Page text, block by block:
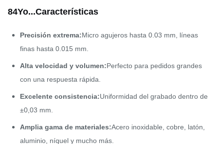
84Yo...Características
Precisión extrema:Micro agujeros hasta 0.03 mm, líneas
finas hasta 0.015 mm.
Alta velocidad y volumen:Perfecto para pedidos grandes
con una respuesta rápida.
Excelente consistencia:Uniformidad del grabado dentro de
±0,03 mm.
Amplia gama de materiales:Acero inoxidable, cobre, latón,
aluminio, níquel y mucho más.